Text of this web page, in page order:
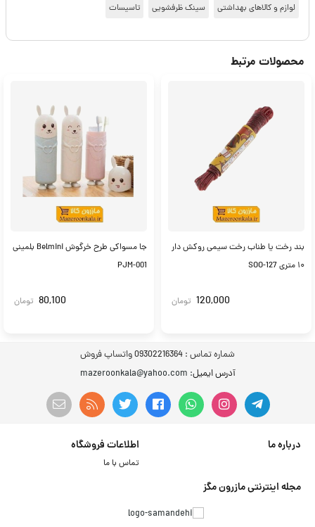
لوازم و کالاهای بهداشتی
سینک ظرفشویی تاسیسات
محصولات مرتبط
بند رخت یا طناب رخت سیمی روکش دار
۱۰ متری SOO-127
120,000 تومان
جا مسواکی طرح خرگوش Belmini بلمینی
PJM-001
80,100 تومان
شماره تماس : 09302216364 واتساپ فروش
آدرس ایمیل: mazeroonkala@yahoo.com
درباره ما اطلاعات فروشگاه
تماس با ما
مجله اینترنتی مازرون مگز